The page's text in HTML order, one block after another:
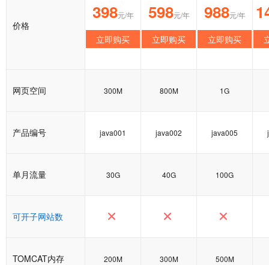
价格
398元/年
立即购买
598元/年
立即购买
988元/年
立即购买
网页空间 300M 800M 1G
产品编号 java001 java002 java005
单月流量 30G 40G 100G
可开子网站数
TOMCAT内存 200M 300M 500M